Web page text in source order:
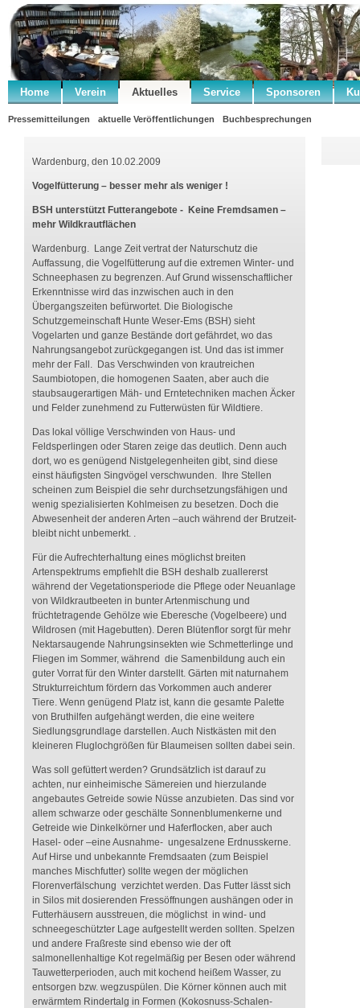
Home Verein Aktuelles Service Sponsoren
Pressemitteilungen aktuelle Veröffentlichungen Buchbesprechungen
Wardenburg, den 10.02.2009
Vogelfütterung – besser mehr als weniger !
BSH unterstützt Futterangebote - Keine Fremdsamen –
mehr Wildkrautflächen
Wardenburg. Lange Zeit vertrat der Naturschutz die
Auffassung, die Vogelfütterung auf die extremen Winter- und
Schneephasen zu begrenzen. Auf Grund wissenschaftlicher
Erkenntnisse wird das inzwischen auch in den
Übergangszeiten befürwortet. Die Biologische
Schutzgemeinschaft Hunte Weser-Ems (BSH) sieht
Vogelarten und ganze Bestände dort gefährdet, wo das
Nahrungsangebot zurückgegangen ist. Und das ist immer
mehr der Fall. Das Verschwinden von krautreichen
Saumbiotopen, die homogenen Saaten, aber auch die
staubsaugerartigen Mäh- und Erntetechniken machen Äcker
und Felder zunehmend zu Futterwüsten für Wildtiere.
Das lokal völlige Verschwinden von Haus- und
Feldsperlingen oder Staren zeige das deutlich. Denn auch
dort, wo es genügend Nistgelegenheiten gibt, sind diese
einst häufigsten Singvögel verschwunden. Ihre Stellen
scheinen zum Beispiel die sehr durchsetzungsfähigen und
wenig spezialisierten Kohlmeisen zu besetzen. Doch die
Abwesenheit der anderen Arten –auch während der Brutzeit-
bleibt nicht unbemerkt. .
Für die Aufrechterhaltung eines möglichst breiten
Artenspektrums empfiehlt die BSH deshalb zuallererst
während der Vegetationsperiode die Pflege oder Neuanlage
von Wildkrautbeeten in bunter Artenmischung und
früchtetragende Gehölze wie Eberesche (Vogelbeere) und
Wildrosen (mit Hagebutten). Deren Blütenflor sorgt für mehr
Nektarsaugende Nahrungsinsekten wie Schmetterlinge und
Fliegen im Sommer, während die Samenbildung auch ein
guter Vorrat für den Winter darstellt. Gärten mit naturnahem
Strukturreichtum fördern das Vorkommen auch anderer
Tiere. Wenn genügend Platz ist, kann die gesamte Palette
von Bruthilfen aufgehängt werden, die eine weitere
Siedlungsgrundlage darstellen. Auch Nistkästen mit den
kleineren Fluglochgrößen für Blaumeisen sollten dabei sein.
Was soll gefüttert werden? Grundsätzlich ist darauf zu
achten, nur einheimische Sämereien und hierzulande
angebautes Getreide sowie Nüsse anzubieten. Das sind vor
allem schwarze oder geschälte Sonnenblumenkerne und
Getreide wie Dinkelkörner und Haferflocken, aber auch
Hasel- oder –eine Ausnahme- ungesalzene Erdnusskerne.
Auf Hirse und unbekannte Fremdsaaten (zum Beispiel
manches Mischfutter) sollte wegen der möglichen
Florenverfälschung verzichtet werden. Das Futter lässt sich
in Silos mit dosierenden Fressöffnungen aushängen oder in
Futterhäusern ausstreuen, die möglichst in wind- und
schneegeschützter Lage aufgestellt werden sollten. Spelzen
und andere Fraßreste sind ebenso wie der oft
salmonellenhaltige Kot regelmäßig per Besen oder während
Tauwetterperioden, auch mit kochend heißem Wasser, zu
entsorgen bzw. wegzuspülen. Die Körner können auch mit
erwärmtem Rindertalg in Formen (Kokosnuss-Schalen-